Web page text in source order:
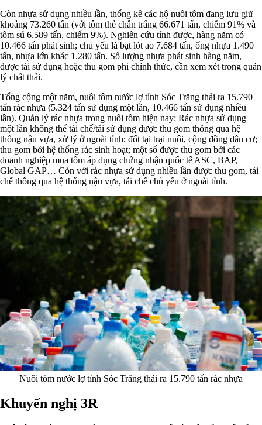
Còn nhựa sử dụng nhiều lần, thống kê các hộ nuôi tôm đang lưu giữ
khoảng 73.260 tấn (với tôm thẻ chân trắng 66.671 tấn, chiếm 91% và
tôm sú 6.589 tấn, chiếm 9%). Nghiên cứu tính được, hàng năm có
10.466 tấn phát sinh; chủ yếu là bạt lót ao 7.684 tấn, ống nhựa 1.490
tấn, nhựa lớn khác 1.280 tấn. Số lượng nhựa phát sinh hàng năm,
được tái sử dụng hoặc thu gom phi chính thức, cần xem xét trong quản
lý chất thải.
Tổng cộng một năm, nuôi tôm nước lợ tỉnh Sóc Trăng thải ra 15.790
tấn rác nhựa (5.324 tấn sử dụng một lần, 10.466 tấn sử dụng nhiều
lần). Quản lý rác nhựa trong nuôi tôm hiện nay: Rác nhựa sử dụng
một lần không thể tái chế/tái sử dụng được thu gom thông qua hệ
thống nậu vựa, xử lý ở ngoài tỉnh; đốt tại trại nuôi, cộng đồng dân cư;
thu gom bởi hệ thống rác sinh hoạt; một số được thu gom bởi các
doanh nghiệp mua tôm áp dụng chứng nhận quốc tế ASC, BAP,
Global GAP… Còn với rác nhựa sử dụng nhiều lần được thu gom, tái
chế thông qua hệ thống nậu vựa, tái chế chủ yếu ở ngoài tỉnh.
Nuôi tôm nước lợ tỉnh Sóc Trăng thải ra 15.790 tấn rác nhựa
Khuyến nghị 3R